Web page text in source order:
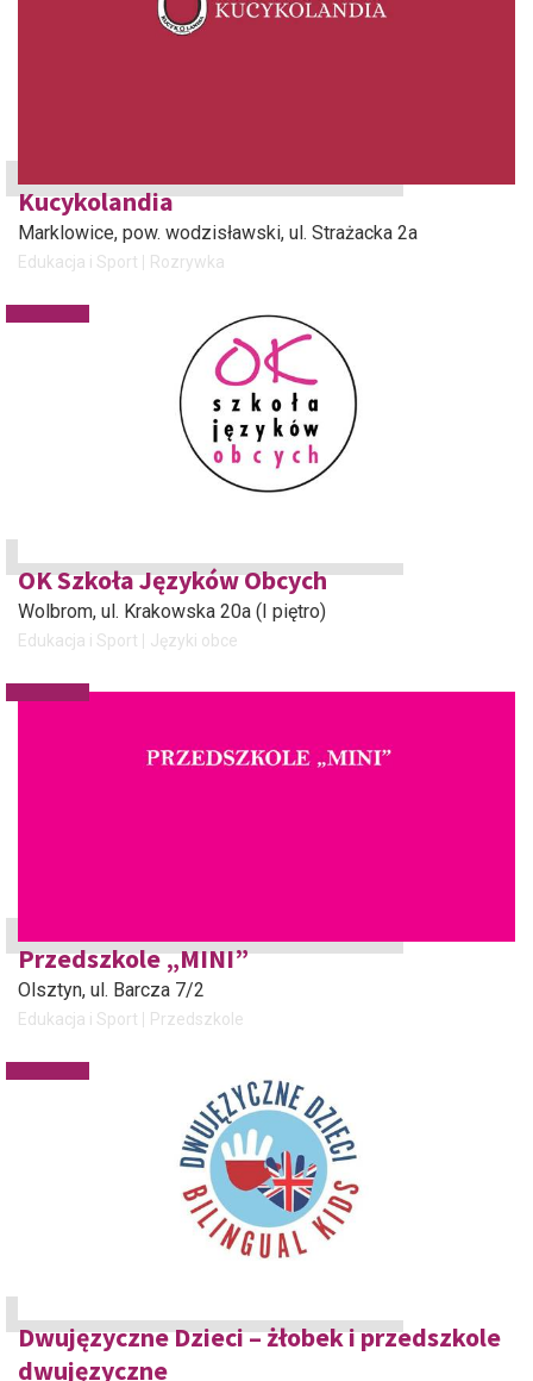
Kucykolandia
Marklowice, pow. wodzisławski, ul. Strażacka 2a
Edukacja i Sport Rozrywka
OK Szkoła Języków Obcych
Wolbrom, ul. Krakowska 20a (I piętro)
Edukacja i Sport Języki obce
Przedszkole „MINI”
Olsztyn, ul. Barcza 7/2
Edukacja i Sport Przedszkole
Dwujęzyczne Dzieci – żłobek i przedszkole
dwujęzyczne